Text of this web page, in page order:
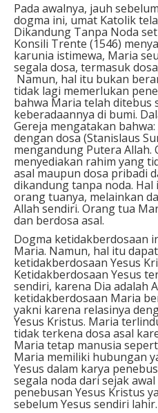
Pada awalnya, jauh
dogma ini, umat Katolik
Dikandung Tanpa Noda
Konsili Trente (1546)
karunia istimewa, Maria
segala dosa, termasuk
Namun, hal itu bukan
tidak lagi memerlukan
bahwa Maria telah ditebus
keberadaannya di bumi.
Gereja mengatakan
dengan dosa (Stanislaus
mengandung Putera Allah.
menyediakan rahim yang
asal maupun dosa pribadi
dikandung tanpa noda.
orang tuanya, melainkan
Allah sendiri. Orang tua
dan berdosa asal.
Dogma ketidakberdosaan
Maria. Namun, hal itu
ketidakberdosaan Yesus
Ketidakberdosaan Yesus
sendiri, karena Dia adalah
ketidakberdosaan Maria
yakni karena relasinya
Yesus Kristus. Maria
tidak terkena dosa asal
Maria tetap manusia
Maria memiliki hubungan
Yesus dalam karya
segala noda dari sejak
penebusan Yesus Kristus
sebelum Yesus sendiri lahir.